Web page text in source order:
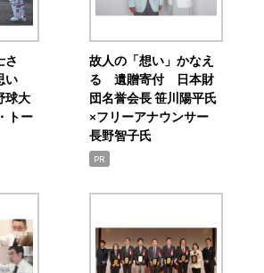
さ
い
球大
トー
故人の「想い」かなえ
る 遺贈寄付 日本財
団名誉会長 笹川陽平氏
×フリーアナウンサー
長野智子氏
PR